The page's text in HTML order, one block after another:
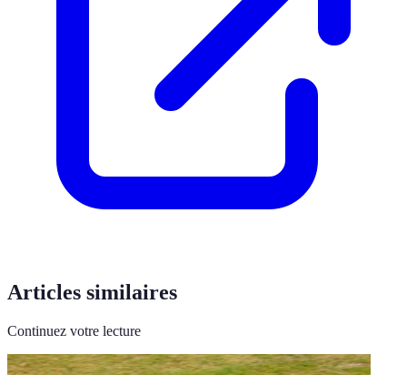
Articles similaires
Continuez votre lecture